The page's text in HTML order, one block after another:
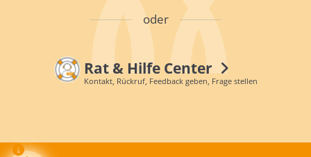
oder
Rat & Hilfe Center
Kontakt, Rückruf, Feedback geben, Frage stellen